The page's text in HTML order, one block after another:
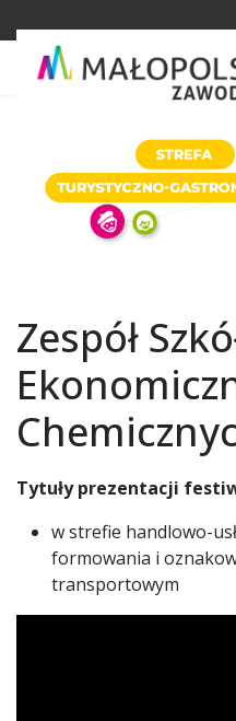
Zespół
Tytuły prezentacji
w strefie handlowo-
formowania i
transportowym